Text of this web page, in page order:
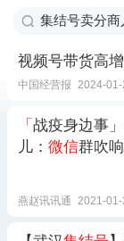
视频号带货高
中国经营报 2024-
「 战疫身边事
儿： 微信群吹
燕赵讯讯通 2021-01-